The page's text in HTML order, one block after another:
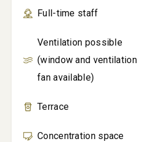
Full-time staff
Ventilation possible
(window and ventilation
fan available)
Terrace
Concentration space